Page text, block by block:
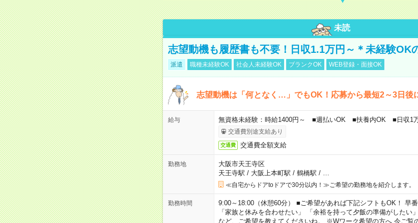
未読
志望動機も履歴書も不要！日収1.1万円～＊未経験OK
派遣 職種未経験OK 社会人未経験OK ブランクOK WEB登録・面接OK
志望動機は「何となく…」でもOK！応募から最短2～3日後
給与 無資格未経験：時給1400円～ ■週払いOK ■扶養内OK ■日収1
交通費別途支給あり
交通費 交通費全額支給
勤務地
大阪市天王寺区
天王寺駅 / 大阪上本町駅 / 鶴橋駅 /
≪自宅からドアtoドアで30分以内！≫ご希望の勤務地を紹介します。
勤務時間
9:00～18:00（休憩60分） ■ご希望があれば下記シフトもOK！ 早
「家族と休みを合わせたい」 「余裕を持って夕飯の準備がしたい
など、ご希望を教えてくださいね。 ※Wワーク希望の方へ 今ご覧